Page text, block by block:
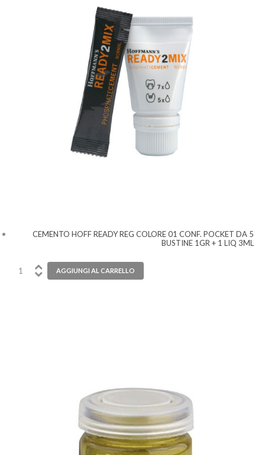
CEMENTO HOFF READY REG COLORE 01 CONF. POCKET DA 5
BUSTINE 1GR + 1 LIQ 3ML